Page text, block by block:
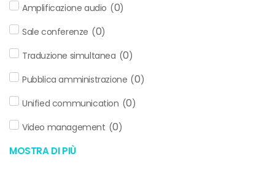
Amplificazione audio (0)
Sale conferenze (0)
Traduzione simultanea (0)
Pubblica amministrazione (0)
Unified communication (0)
Video management (0)
MOSTRA DI PIÙ